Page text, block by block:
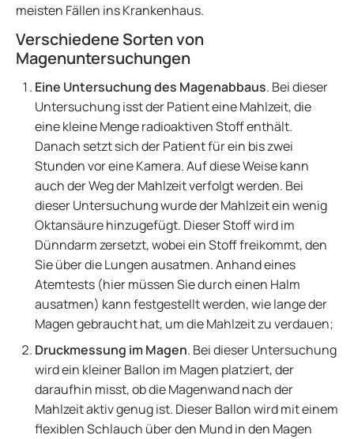
meisten Fällen ins Krankenhaus.
Verschiedene Sorten von
Magenuntersuchungen
Eine Untersuchung des Magenabbaus. Bei dieser
Untersuchung isst der Patient eine Mahlzeit, die
eine kleine Menge radioaktiven Stoff enthält.
Danach setzt sich der Patient für ein bis zwei
Stunden vor eine Kamera. Auf diese Weise kann
auch der Weg der Mahlzeit verfolgt werden. Bei
dieser Untersuchung wurde der Mahlzeit ein wenig
Oktansäure hinzugefügt. Dieser Stoff wird im
Dünndarm zersetzt, wobei ein Stoff freikommt, den
Sie über die Lungen ausatmen. Anhand eines
Atemtests (hier müssen Sie durch einen Halm
ausatmen) kann festgestellt werden, wie lange der
Magen gebraucht hat, um die Mahlzeit zu verdauen;
Druckmessung im Magen. Bei dieser Untersuchung
wird ein kleiner Ballon im Magen platziert, der
daraufhin misst, ob die Magenwand nach der
Mahlzeit aktiv genug ist. Dieser Ballon wird mit einem
flexiblen Schlauch über den Mund in den Magen